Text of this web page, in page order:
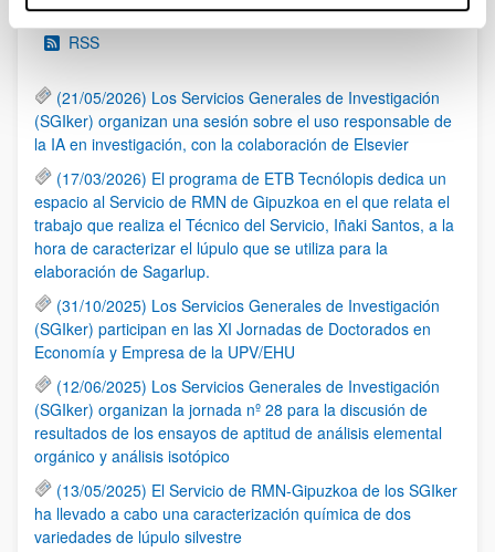
RSS
(21/05/2026) Los Servicios Generales de Investigación
(SGIker) organizan una sesión sobre el uso responsable de
la IA en investigación, con la colaboración de Elsevier
(17/03/2026) El programa de ETB Tecnólopis dedica un
espacio al Servicio de RMN de Gipuzkoa en el que relata el
trabajo que realiza el Técnico del Servicio, Iñaki Santos, a la
hora de caracterizar el lúpulo que se utiliza para la
elaboración de Sagarlup.
(31/10/2025) Los Servicios Generales de Investigación
(SGIker) participan en las XI Jornadas de Doctorados en
Economía y Empresa de la UPV/EHU
(12/06/2025) Los Servicios Generales de Investigación
(SGIker) organizan la jornada nº 28 para la discusión de
resultados de los ensayos de aptitud de análisis elemental
orgánico y análisis isotópico
(13/05/2025) El Servicio de RMN-Gipuzkoa de los SGIker
ha llevado a cabo una caracterización química de dos
variedades de lúpulo silvestre